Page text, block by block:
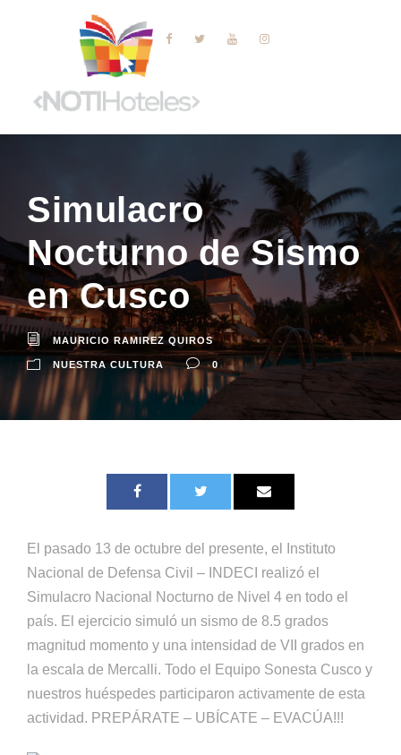
Simulacro
Nocturno de Sismo
en Cusco
MAURICIO RAMIREZ QUIROS
NUESTRA CULTURA 0
El pasado 13 de octubre del presente, el Instituto
Nacional de Defensa Civil – INDECI realizó el
Simulacro Nacional Nocturno de Nivel 4 en todo el
país. El ejercicio simuló un sismo de 8.5 grados
magnitud momento y una intensidad de VII grados en
la escala de Mercalli. Todo el Equipo Sonesta Cusco y
nuestros huéspedes participaron activamente de esta
actividad. PREPÁRATE – UBÍCATE – EVACÚA!!!